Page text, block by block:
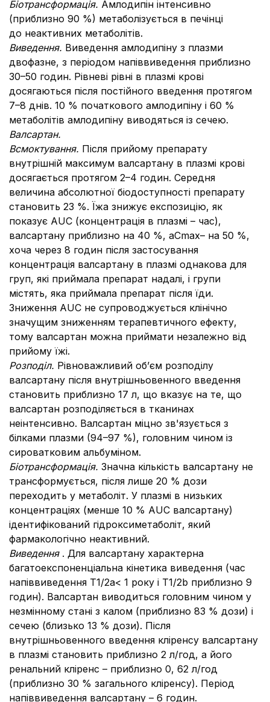
Біотрансформація. Амлодипін інтенсивно
(приблизно 90 %) метаболізується в печінці
до неактивних метаболітів.
Виведення. Виведення амлодипіну з плазми
двофазне, з періодом напіввиведення приблизно
30–50 годин. Рівневі рівні в плазмі крові
досягаються після постійного введення протягом
7–8 днів. 10 % початкового амлодипіну і 60 %
метаболітів амлодипіну виводяться із сечею.
Валсартан.
Всмоктування. Після прийому препарату
внутрішній максимум валсартану в плазмі крові
досягається протягом 2–4 годин. Середня
величина абсолютної біодоступності препарату
становить 23 %. Їжа знижує експозицію, як
показує AUC (концентрація в плазмі – час),
валсартану приблизно на 40 %, аСmax– на 50 %,
хоча через 8 годин після застосування
концентрація валсартану в плазмі однакова для
груп, які приймала препарат надалі, і групи
містять, яка приймала препарат після їди.
Зниження AUC не супроводжується клінічно
значущим зниженням терапевтичного ефекту,
тому валсартан можна приймати незалежно від
прийому їжі.
Розподіл. Рівноважливий об’єм розподілу
валсартану після внутрішньовенного введення
становить приблизно 17 л, що вказує на те, що
валсартан розподіляється в тканинах
неінтенсивно. Валсартан міцно зв'язується з
білками плазми (94–97 %), головним чином із
сироватковим альбуміном.
Біотрансформація. Значна кількість валсартану не
трансформується, після лише 20 % дози
переходить у метаболіт. У плазмі в низьких
концентраціях (менше 10 % AUC валсартану)
ідентифікований гідроксиметаболіт, який
фармакологічно неактивний.
Виведення. Для валсартану характерна
багатоекспоненціальна кінетика виведення (час
напіввиведення Т1/2a< 1 року і Т1/2b приблизно 9
годин). Валсартан виводиться головним чином у
незмінному стані з калом (приблизно 83 % дози) і
сечею (близько 13 % дози). Після
внутрішньовенного введення кліренсу валсартану
в плазмі становить приблизно 2 л/год, а його
ренальний кліренс – приблизно 0, 62 л/год
(приблизно 30 % загального кліренсу). Період
напіввиведення валсартану – 6 годин.